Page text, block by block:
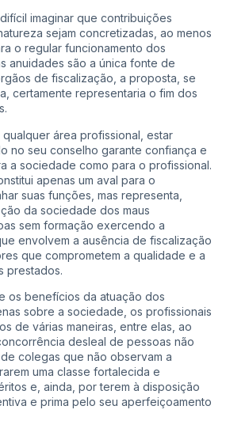
imaginar que contribuições
sejam concretizadas, ao menos
o regular funcionamento dos
anuidades são a única fonte de
de fiscalização, a proposta, se
certamente representaria o fim dos
área profissional, estar
no seu conselho garante confiança e
a sociedade como para o profissional.
apenas um aval para o
suas funções, mas representa,
da sociedade dos maus
sem formação exercendo a
envolvem a ausência de fiscalização
que comprometem a qualidade e a
prestados.
os benefícios da atuação dos
sobre a sociedade, os profissionais
de várias maneiras, entre elas, ao
desleal de pessoas não
colegas que não observam a
uma classe fortalecida e
e, ainda, por terem à disposição
e prima pelo seu aperfeiçoamento